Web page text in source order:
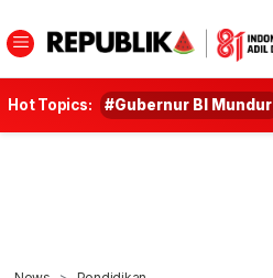
Hot Topics: #Gubernur BI Mundur